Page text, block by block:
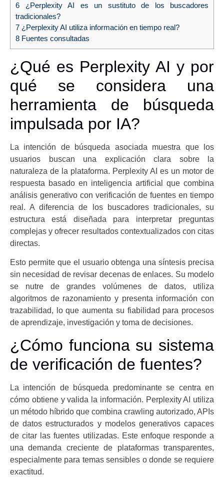
6 ¿Perplexity AI es un sustituto de los buscadores
tradicionales?
7 ¿Perplexity AI utiliza información en tiempo real?
8 Fuentes consultadas
¿Qué es Perplexity AI y por
qué se considera una
herramienta de búsqueda
impulsada por IA?
La intención de búsqueda asociada muestra que los
usuarios buscan una explicación clara sobre la
naturaleza de la plataforma. Perplexity AI es un motor de
respuesta basado en inteligencia artificial que combina
análisis generativo con verificación de fuentes en tiempo
real. A diferencia de los buscadores tradicionales, su
estructura está diseñada para interpretar preguntas
complejas y ofrecer resultados contextualizados con citas
directas.
Esto permite que el usuario obtenga una síntesis precisa
sin necesidad de revisar decenas de enlaces. Su modelo
se nutre de grandes volúmenes de datos, utiliza
algoritmos de razonamiento y presenta información con
trazabilidad, lo que aumenta su fiabilidad para procesos
de aprendizaje, investigación y toma de decisiones.
¿Cómo funciona su sistema
de verificación de fuentes?
La intención de búsqueda predominante se centra en
cómo obtiene y valida la información. Perplexity AI utiliza
un método híbrido que combina crawling autorizado, APIs
de datos estructurados y modelos generativos capaces
de citar las fuentes utilizadas. Este enfoque responde a
una demanda creciente de plataformas transparentes,
especialmente para temas sensibles o donde se requiere
exactitud.